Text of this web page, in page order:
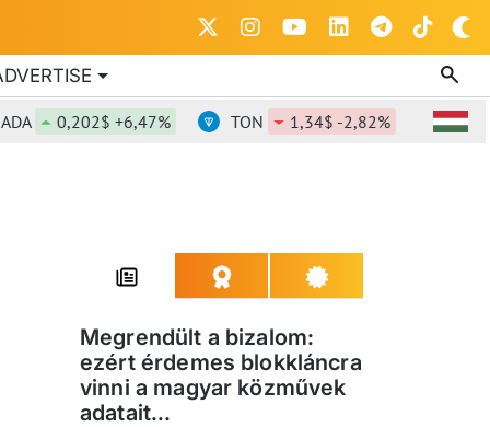
0,202$ +6,47% TON 1,34$ -2,82% DOT
Megrendült a bizalom:
ezért érdemes blokkláncra
vinni a magyar közművek
adatait...